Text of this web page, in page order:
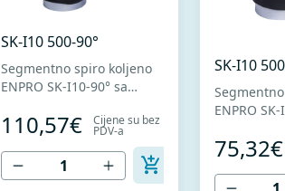
SK-I10 500-90°
Segmentno spiro koljeno
ENPRO SK-I10-90° sa
debljine 10mm. Izrađeno
od visokokvalitetnog
pocinkovanog lima DX51D
+ Z275 za hladno
110,57€ Cijene su bez
PDV-a
SK-I10
ENPRO
debljine
od
75,32€